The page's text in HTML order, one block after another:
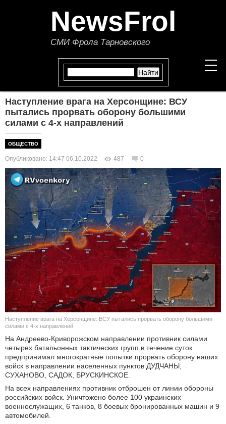
NewsFrol
СМИ Фрола Тарновского
НОВОСТИ
ПОЛИТИКА
ЭКОНОМИКА
В МИРЕ
ОБЩЕСТВО
КУЛЬТУРА
НАУКА
СПОРТ
ШОУ-БИЗНЕС
АВТО И МОТО
ЭГОИЗМ
Наступление врага на Херсонщине: ВСУ
пытались прорвать оборону большими
силами с 4-х направлений
ОБЩЕСТВО
Опубликовано: 14:47 06.10.2022 487 0
Наступление врага на Херсонщине: ВСУ пытались прорвать оборону большими
силами с 4-х направлений
На Андреево-Криворожском направлении противник силами
четырех батальонных тактических групп в течение суток
предпринимал многократные попытки прорвать оборону наших
войск в направлении населенных пунктов ДУДЧАНЫ,
СУХАНОВО, САДОК, БРУСКИНСКОЕ.
На всех направлениях противник отброшен от линии обороны
российских войск. Уничтожено более 100 украинских
военнослужащих, 6 танков, 8 боевых бронированных машин и 9
автомобилей.